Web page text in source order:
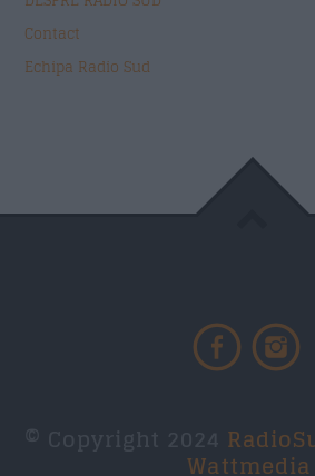
Contact
Echipa Radio Sud
Wattmedia